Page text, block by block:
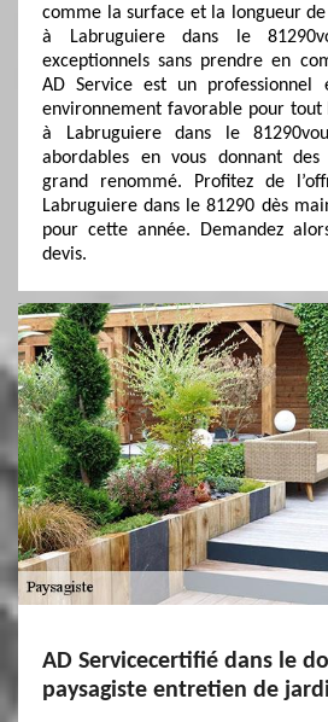
comme la surface et la longueur de
à Labruguiere dans le
exceptionnels sans prendre en
AD Service est un
environnement favorable pour tout
à Labruguiere dans le
abordables en vous donnant des
grand renommé. Profitez de
Labruguiere dans le 81290 dès
pour cette année. Demandez
devis.
AD Servicecertifié dans le
paysagiste entretien de